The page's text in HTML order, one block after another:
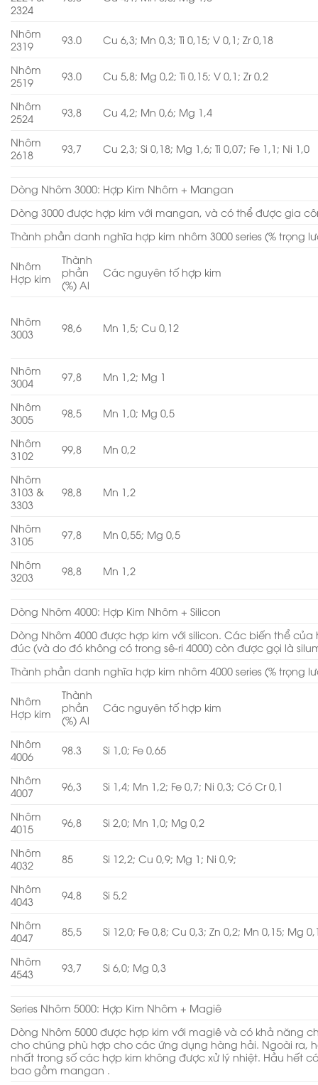
2324
Nhôm
2319
93.0 Cu 6,3; Mn 0,3; Ti 0,15; V 0,1; Zr 0,18
Nhôm
2519
93.0 Cu 5,8; Mg 0,2; Ti 0,15; V 0,1; Zr 0,2
Nhôm
2524
93,8 Cu 4,2; Mn 0,6; Mg 1,4
Nhôm
2618
93,7 Cu 2,3; Si 0,18; Mg 1,6; Ti 0,07; Fe 1,1; Ni 1,0
Dòng Nhôm 3000: Hợp Kim Nhôm + Mangan
Dòng 3000 được hợp kim với mangan, và có thể được gia
Thành phần danh nghĩa hợp kim nhôm 3000 series (% trọng
Nhôm
Hợp kim
Thành
phần
(%) Al
Các nguyên tố hợp kim
Nhôm
3003
98,6 Mn 1,5; Cu 0,12
Nhôm
3004
97,8 Mn 1,2; Mg 1
Nhôm
3005
98,5 Mn 1,0; Mg 0,5
Nhôm
3102
99,8 Mn 0,2
Nhôm
3103 &
3303
98,8 Mn 1,2
Nhôm
3105
97,8 Mn 0,55; Mg 0,5
Nhôm
3203
98,8 Mn 1,2
Dòng Nhôm 4000: Hợp Kim Nhôm + Silicon
Dòng Nhôm 4000 được hợp kim với silicon. Các biến thể
đúc (và do đó không có trong sê-ri 4000) còn được gọi là
Thành phần danh nghĩa hợp kim nhôm 4000 series (% trọng
Nhôm
Hợp kim
Thành
phần
(%) Al
Các nguyên tố hợp kim
Nhôm
4006
98.3 Si 1,0; Fe 0,65
Nhôm
4007
96,3 Si 1,4; Mn 1,2; Fe 0,7; Ni 0,3; Có Cr 0,1
Nhôm
4015
96,8 Si 2,0; Mn 1,0; Mg 0,2
Nhôm
4032
85 Si 12,2; Cu 0,9; Mg 1; Ni 0,9;
Nhôm
4043
94,8 Si 5,2
Nhôm
4047
85,5 Si 12,0; Fe 0,8; Cu 0,3; Zn 0,2; Mn 0,15; Mg
Nhôm
4543
93,7 Si 6,0; Mg 0,3
Series Nhôm 5000: Hợp Kim Nhôm + Magiê
Dòng Nhôm 5000 được hợp kim với magiê và có khả năng
cho chúng phù hợp cho các ứng dụng hàng hải. Ngoài ra,
nhất trong số các hợp kim không được xử lý nhiệt. Hầu hết
bao gồm mangan .